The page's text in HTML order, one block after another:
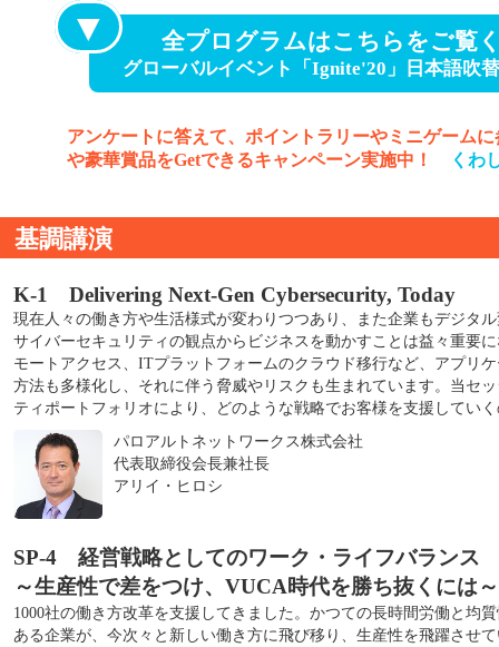
▼ 全プログラムはこちらをご覧
グローバルイベント「Ignite'20」日本語吹
アンケートに答えて、ポイントラリーやミニゲーム
や豪華賞品をGetできるキャンペーン実施中！
くわ
基調講演
K-1 Delivering Next-Gen Cybersecurity, Today
現在人々の働き方や生活様式が変わりつつあり、また企業もデジタ
サイバーセキュリティの観点からビジネスを動かすことは益々重要
モートアクセス、ITプラットフォームのクラウド移行など、アプリ
方法も多様化し、それに伴う脅威やリスクも生まれています。当セ
ティポートフォリオにより、どのような戦略でお客様を支援してい
パロアルトネットワークス株式会社
代表取締役会長兼社長
アリイ・ヒロシ
SP-4 経営戦略としてのワーク・ライフバランス
～生産性で差をつけ、VUCA時代を勝ち抜くには～
1000社の働き方改革を支援してきました。かつての長時間労働と均
ある企業が、今次々と新しい働き方に飛び移り、生産性を飛躍させ